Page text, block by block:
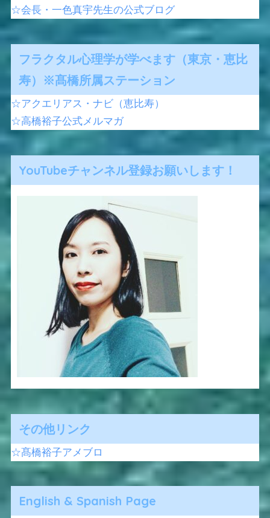
☆会長・一色真宇先生の公式ブログ
フラクタル心理学が学べます（東京・恵比
寿）※髙橋所属ステーション
☆アクエリアス・ナビ（恵比寿）
☆高橋裕子公式メルマガ
YouTubeチャンネル登録お願いします！
その他リンク
☆髙橋裕子アメブロ
English & Spanish Page